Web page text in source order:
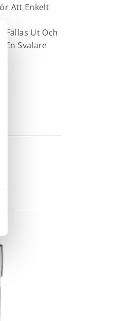
Att Enkelt
Fällas Ut Och
En Svalare